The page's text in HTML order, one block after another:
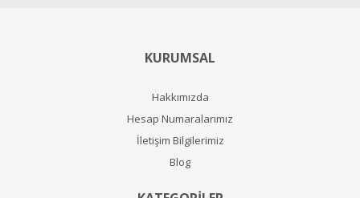
KURUMSAL
Hakkımızda
Hesap Numaralarımız
İletişim Bilgilerimiz
Blog